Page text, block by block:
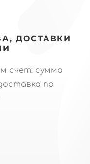
ДОСТАВКИ
счет: сумма
по